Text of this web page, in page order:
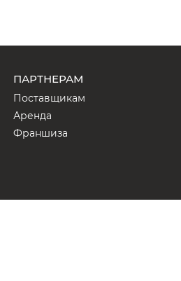
ПАРТНЕРАМ
Поставщикам
Аренда
Франшиза